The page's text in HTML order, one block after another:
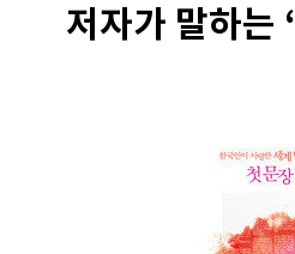
저자가 말하